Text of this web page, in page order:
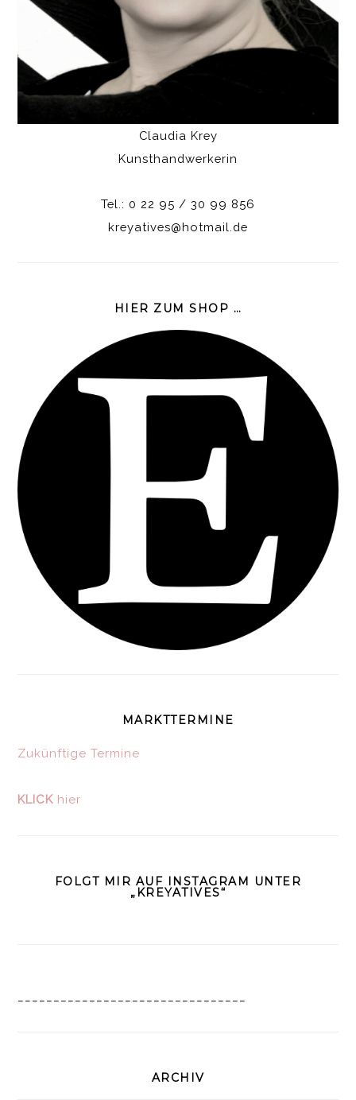
Claudia Krey
Kunsthandwerkerin
Tel.: 0 22 95 / 30 99 856
kreyatives@hotmail.de
HIER ZUM SHOP …
MARKTTERMINE
Zukünftige Termine
KLICK hier
FOLGT MIR AUF INSTAGRAM UNTER
„KREYATIVES“
ARCHIV